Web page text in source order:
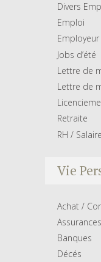
Divers
Emploi
Employeur
Jobs d’été
Lettre de
Lettre de
Retraite
RH /
Vie
Achat /
Assurances
Banques
Décés